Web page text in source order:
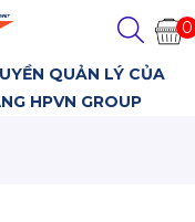
0
QUẢN LÝ CỦA
HPVN GROUP